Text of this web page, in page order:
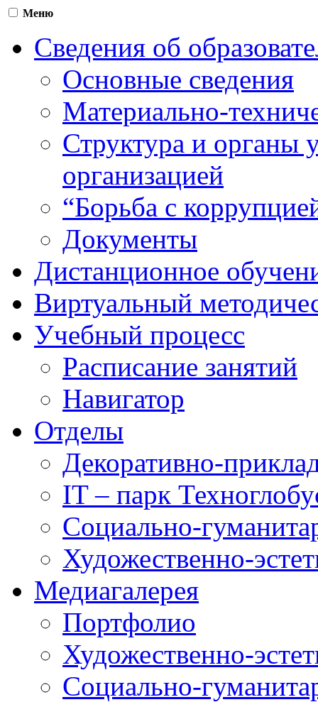
Меню
Сведения об
Основные сведения
Материально-
Структура и органы
организацией
“Борьба с
Документы
Дистанционное
Виртуальный
Учебный процесс
Расписание занятий
Навигатор
Отделы
Декоративно-
IT – парк
Социально-
Художественно-
Медиагалерея
Портфолио
Художественно-
Социально-